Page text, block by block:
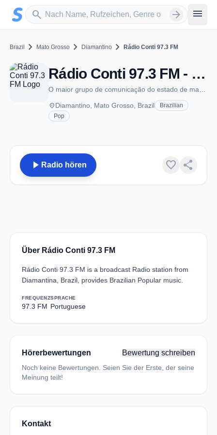
Zum Hauptinhalt springen
search
Sender suchen arrow_forward menu
Brazil chevron_right Mato Grosso chevron_right Diamantino chevron_right Rádio Conti 97.3 FM
Rádio Conti 97.3 FM - FM 97.3 - Diamantino
placeDiamantino, Mato Grosso, Brazil
Brazilian
Pop
play_arrow Radio hören favorite share
Über Rádio Conti 97.3 FM
Rádio Conti 97.3 FM is a broadcast Radio station from
Diamantina, Brazil, provides Brazilian Popular music.
FREQUENZ
97.3 FM
SPRACHE
Portuguese
Hörerbewertungen Bewertung schreiben
Noch keine Bewertungen. Seien Sie der Erste, der seine
Meinung teilt!
Kontakt